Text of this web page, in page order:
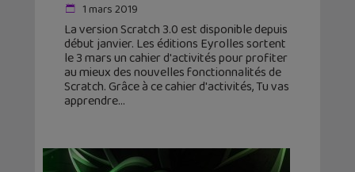
1 mars 2019
La version Scratch 3.0 est disponible depuis
début janvier. Les éditions Eyrolles sortent
le 3 mars un cahier d'activités pour profiter
au mieux des nouvelles fonctionnalités de
Scratch. Grâce à ce cahier d'activités, Tu vas
apprendre